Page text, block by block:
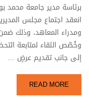
برئاسة مدير جامعة محمد
انعقد اجتماع مجلس
ومدراء المعاهد، وذلك ضمن
وخُصّص اللقاء لمتابعة
إلى جانب تقديم عرضٍ …
READ MORE